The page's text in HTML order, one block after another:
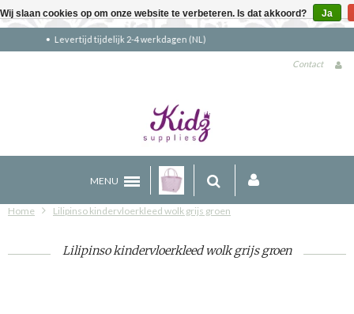
Gratis verzending boven €90 (NL)
Contact
MENU
Home Lilipinso kindervloerkleed wolk grijs groen
Lilipinso kindervloerkleed wolk grijs groen
Wij slaan cookies op om onze website te verbeteren. Is dat akkoord? Ja